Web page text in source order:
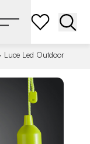
Luce Led Outdoor